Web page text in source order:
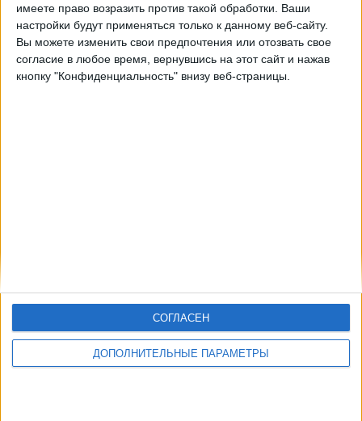
имеете право возразить против такой обработки. Ваши
настройки будут применяться только к данному веб-сайту.
Вы можете изменить свои предпочтения или отозвать свое
согласие в любое время, вернувшись на этот сайт и нажав
кнопку "Конфиденциальность" внизу веб-страницы.
ДОПОЛНИТЕЛЬНЫЕ ПАРАМЕТРЫ
СОГЛАСЕН
Fanatiz (Смотреть в прямом эфире)